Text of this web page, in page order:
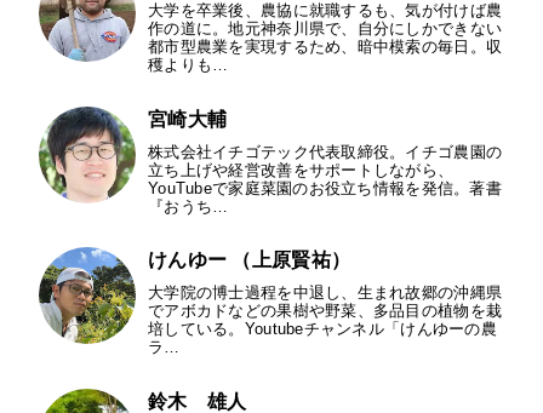
大学を卒業後、農協に就職するも、気が付けば農
作の道に。地元神奈川県で、自分にしかできない
都市型農業を実現するため、暗中模索の毎日。収
穫よりも…
宮崎大輔
株式会社イチゴテック代表取締役。イチゴ農園の
立ち上げや経営改善をサポートしながら、
YouTubeで家庭菜園のお役立ち情報を発信。著書
『おうち…
けんゆー （上原賢祐）
大学院の博士過程を中退し、生まれ故郷の沖縄県
でアボカドなどの果樹や野菜、多品目の植物を栽
培している。Youtubeチャンネル「けんゆーの農
ラ…
鈴木 雄人